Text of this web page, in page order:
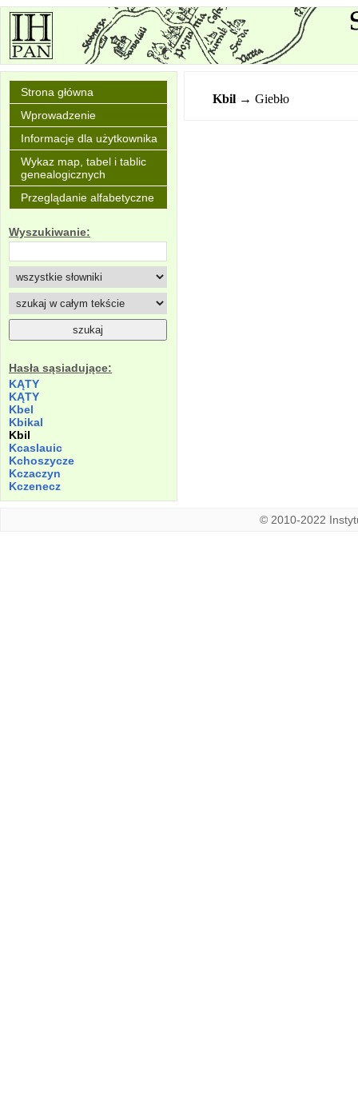
Strona główna
Wprowadzenie
Informacje dla użytkownika
Wykaz map, tabel i tablic
genealogicznych
Przeglądanie alfabetyczne
Wyszukiwanie:
Hasła sąsiadujące:
KĄTY
KĄTY
Kbel
Kbikal
Kbil
Kcaslauic
Kchoszycze
Kczaczyn
Kczenecz
Kbil → Giebło
© 2010-2022